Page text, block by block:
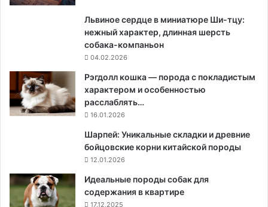
Львиное сердце в миниатюре Ши-тцу:
нежный характер, длинная шерсть
собака-компаньон
04.02.2026
Рэгдолл кошка — порода с покладистым
характером и особенностью
расслаблять…
16.01.2026
Шарпей: Уникальные складки и древние
бойцовские корни китайской породы
12.01.2026
Идеальные породы собак для
содержания в квартире
17.12.2025